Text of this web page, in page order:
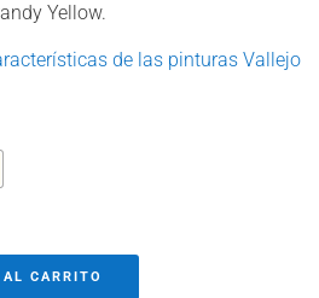
Yellow.
de las pinturas Vallejo
CARRITO